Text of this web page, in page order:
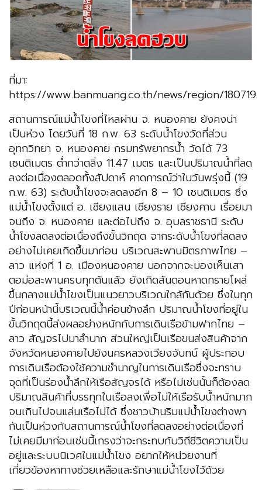
ที่มา:
https://www.banmuang.co.th/news/region/180719
สถานการณ์แม่น้ำโขงที่ไหลผ่าน จ. หนองคาย ยังคงน่า
เป็นห่วง โดยวันที่ 18 ก.พ. 63 ระดับน้ำโขงวัดที่ส่วน
อุทกวิทยา จ. หนองคาย กรมทรัพยากรน้ำ วัดได้ 73
เซนติเมตร ต่ำกว่าตลิ่ง 11.47 เมตร และเป็นปริมาณน้ำที่ลด
ลงต่อเนื่องตลอดทั้งสัปดาห์ คาดการณ์ว่าในวันพรุ่งนี้ (19
ก.พ. 63) ระดับน้ำโขงจะลดลงอีก 8 – 10 เซนติเมตร ซึ่ง
แม่น้ำโขงตั้งแต่ อ. เชียงแสน เชียงราย เชียงคาน เรื่อยมา
จนถึง จ. หนองคาย และต่อไปถึง จ. อุบลราชธานี ระดับ
น้ำโขงลดลงต่อเนื่องถึงขั้นวิกฤต จากระดับน้ำโขงที่ลดลง
อย่างไม่เคยเกิดขึ้นมาก่อน บริเวณสะพานมิตรภาพไทย –
ลาว แห่งที่ 1 อ. เมืองหนองคาย นอกจากจะมองเห็นเสา
ตอม่อสะพานครบทุกต้นแล้ว ยังเกิดสันดอนหาดทรายโผล่
ขึ้นกลางแม่น้ำโขงเป็นแนวยาวบริเวณใกล้กันด้วย ซึ่งในทุก
ปีก่อนหน้านี้บริเวณนี้น้ำค่อนข้างลึก ปริมาณน้ำโขงที่อยู่ใน
ขั้นวิกฤตนี้ส่งผลอย่างหนักกับการเดินเรือข้ามฟากไทย –
ลาว สัญจรไปมาลำบาก ส่วนใหญ่เป็นเรือขนส่งสินค้าจาก
จังหวัดหนองคายไปยังนครหลวงเวียงจันทน์ ผู้ประกอบ
การเดินเรือต้องใช้ความชำนาญในการเดินเรือซึ่งจะทราบ
จุดที่เป็นร่องน้ำลึกให้เรือสัญจรได้ หรือไม่เช่นนั้นก็ต้องลด
ปริมาณสินค้าที่บรรทุกในเรือลงเพื่อไม่ให้เรือรับน้ำหนักมาก
จนเกินไปจนแล่นเรือไม่ได้ ซึ่งชาวบ้านริมแม่น้ำโขงต่างพา
กันเป็นห่วงกับสถานการณ์น้ำโขงที่ลดลงอย่างต่อเนื่องที่
ไม่เคยมีมาก่อนเช่นนี้เกรงว่าจะกระทบกับวิถีชีวิตความเป็น
อยู่และระบบนิเวศในแม่น้ำโขง อยากให้หน่วยงานที่
เกี่ยวข้องหาทางช่วยเหลือและรักษาแม่น้ำโขงไว้ด้วย